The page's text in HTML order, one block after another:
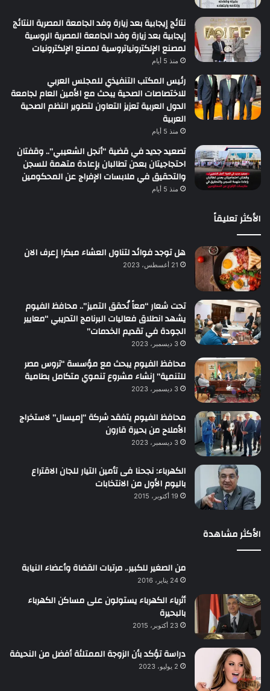
نتائج إيجابية بعد زيارة وفد الجامعة المصرية النتائج
إيجابية بعد زيارة وفد الجامعة المصرية الروسية
لمصنع الإلكترونياتروسية لمصنع الإلكترونيات
منذ 5 أيام
رئيس المكتب التنفيذي للمجلس العربي
للاختصاصات الصحية يبحث مع الأمين العام لجامعة
الدول العربية تعزيز التعاون لتطوير النظم الصحية
العربية
منذ 5 أيام
تصعيد جديد في قضية “أنجل الشعيبي”.. وقفتان
احتجاجيتان بعدن تطالبان بإعادة متهمة للسجن
والتحقيق في ملابسات الإفراج عن المحكومين
منذ 5 أيام
الأكثر تعليقاً
هل توجد فوائد لتناول العشاء مبكرا إعرف الان
21 أغسطس، 2023
تحت شعار “معاً نُحقق التميز”.. محافظ الفيوم
يشهد انطلاق فعاليات البرنامج التدريبي “معايير
الجودة في تقديم الخدمات”
3 ديسمبر، 2023
محافظ الفيوم يبحث مع مؤسسة “تروس مصر
للتنمية” إنشاء مشروع تنموي متكامل بطامية
3 ديسمبر، 2023
محافظ الفيوم يتفقد شركة “إميسال” لاستخراج
الأملاح من بحيرة قارون
3 ديسمبر، 2023
الكهرباء: نجحنا فى تأمين التيار للجان الاقتراع
باليوم الأول من الانتخابات
19 أكتوبر، 2015
الأكثر مشاهدة
من الصغير للكبير.. مرتبات القضاة وأعضاء النيابة
24 يناير، 2016
أثرياء الكهرباء يستولون على مساكن الكهرباء
بالبحيرة
23 أكتوبر، 2015
دراسة تؤكد بأن الزوجة الممتلئة أفضل من النحيفة
2 يوليو، 2023